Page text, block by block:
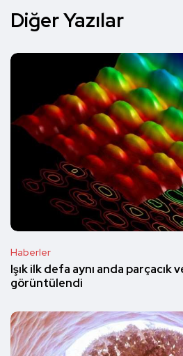
Diğer Yazılar
Haberler
Işık ilk defa aynı anda parçacık
görüntülendi